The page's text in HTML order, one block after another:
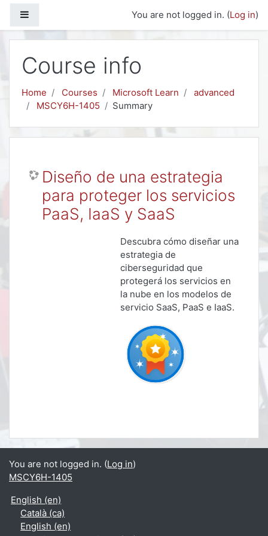
You are not logged in. (Log in)
Course info
Home Courses Microsoft Learn
advanced
MSCY6H-1405
Summary
Diseño de una estrategia
para proteger los servicios
PaaS, IaaS y SaaS
Descubra cómo diseñar una
estrategia de
ciberseguridad que
protegerá los servicios en
la nube en los modelos de
servicio SaaS, PaaS e IaaS.
You are not logged in. (Log in)
MSCY6H-1405
English ‎(en)‎
Català ‎(ca)‎
English ‎(en)‎